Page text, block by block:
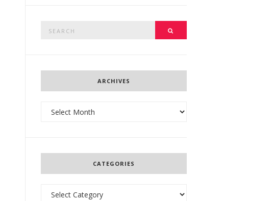
for:
ARCHIVES
CATEGORIES